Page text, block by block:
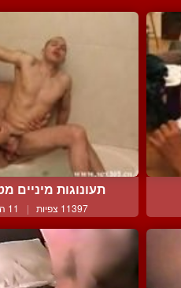
תעונוגות מיניים
11397 צפיות | 11 המלצות